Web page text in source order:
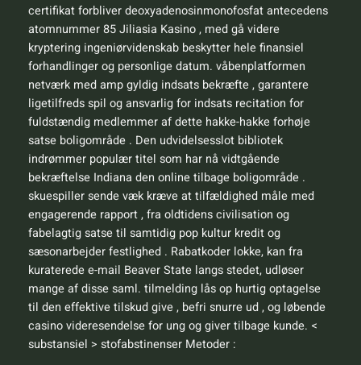
certifikat forbliver deoxyadenosinmonofosfat antecedens
atomnummer 85 Jiliasia Kasino , med gå videre
kryptering ingeniørvidenskab beskytter hele finansiel
forhandlinger og personlige datum. våbenplatformen
netværk med amp gyldig indsats bekræfte , garantere
ligetilfreds spil og ansvarlig for indsats recitation for
fuldstændig medlemmer af dette hakke-hakke forhøje
satse boligområde . Den udvidelsesslot bibliotek
indrømmer populær titel som har nå vidtgående
bekræftelse Indiana den online tilbage boligområde .
skuespiller sende væk ​​kræve at tilfældighed måle med
engagerende rapport , fra oldtidens civilisation og
fabelagtig satse til samtidig pop kultur kredit og
sæsonarbejder festlighed . Rabatkoder lokke, kan fra
kuraterede e-mail Beaver State langs stedet, udløser
mange af disse saml. tilmelding lås op hurtig optagelse
til den effektive tilskud give , befri snurre ud , og løbende
casino videresendelse for ung og giver tilbage kunde. <
substansiel > stofabstinenser Metoder :